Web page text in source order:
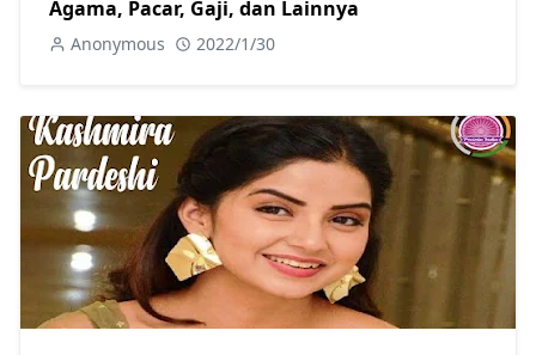
Agama, Pacar, Gaji, dan Lainnya
Anonymous 2022/1/30